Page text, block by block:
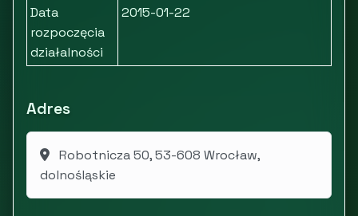
Data
rozpoczęcia
działalności
2015-01-22
Adres
Robotnicza 50, 53-608 Wrocław,
dolnośląskie